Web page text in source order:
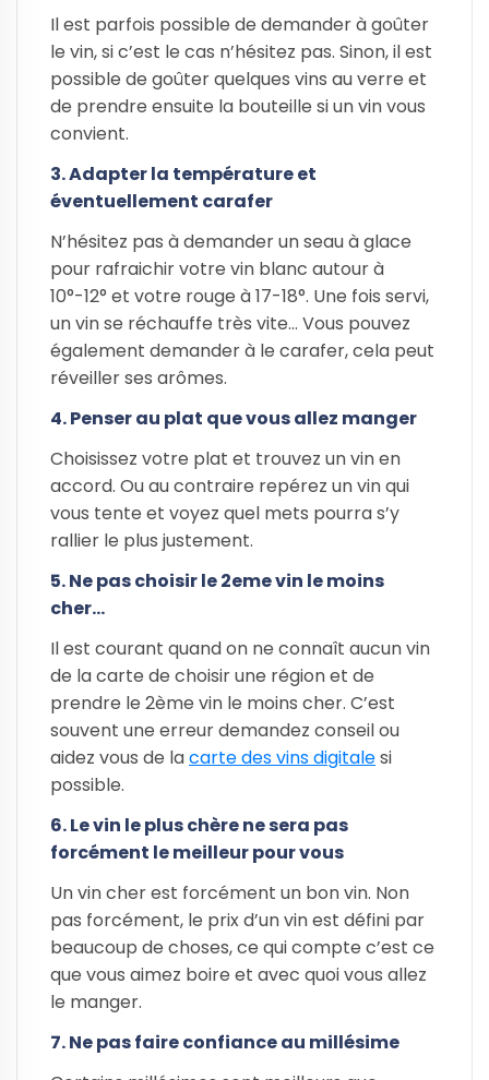
Il est parfois possible de demander à goûter
le vin, si c’est le cas n’hésitez pas. Sinon, il est
possible de goûter quelques vins au verre et
de prendre ensuite la bouteille si un vin vous
convient.
3. Adapter la température et
éventuellement carafer
N’hésitez pas à demander un seau à glace
pour rafraichir votre vin blanc autour à
10°-12° et votre rouge à 17-18°. Une fois servi,
un vin se réchauffe très vite… Vous pouvez
également demander à le carafer, cela peut
réveiller ses arômes.
4. Penser au plat que vous allez manger
Choisissez votre plat et trouvez un vin en
accord. Ou au contraire repérez un vin qui
vous tente et voyez quel mets pourra s’y
rallier le plus justement.
5. Ne pas choisir le 2eme vin le moins
cher…
Il est courant quand on ne connaît aucun vin
de la carte de choisir une région et de
prendre le 2ème vin le moins cher. C’est
souvent une erreur demandez conseil ou
aidez vous de lacarte des vins digitalesi
possible.
6. Le vin le plus chère ne sera pas
forcément le meilleur pour vous
Un vin cher est forcément un bon vin. Non
pas forcément, le prix d’un vin est défini par
beaucoup de choses, ce qui compte c’est ce
que vous aimez boire et avec quoi vous allez
le manger.
7. Ne pas faire confiance au millésime